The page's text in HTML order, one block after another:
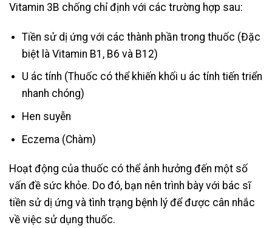
Vitamin 3B chống chỉ định với các trường hợp sau:
Tiền sử dị ứng với các thành phần trong thuốc (Đặc
biệt là Vitamin B1, B6 và B12)
U ác tính (Thuốc có thể khiến khối u ác tính tiến triển
nhanh chóng)
Hen suyễn
Eczema (Chàm)
Hoạt động của thuốc có thể ảnh hưởng đến một số
vấn đề sức khỏe. Do đó, bạn nên trình bày với bác sĩ
tiền sử dị ứng và tình trạng bệnh lý để được cân nhắc
về việc sử dụng thuốc.